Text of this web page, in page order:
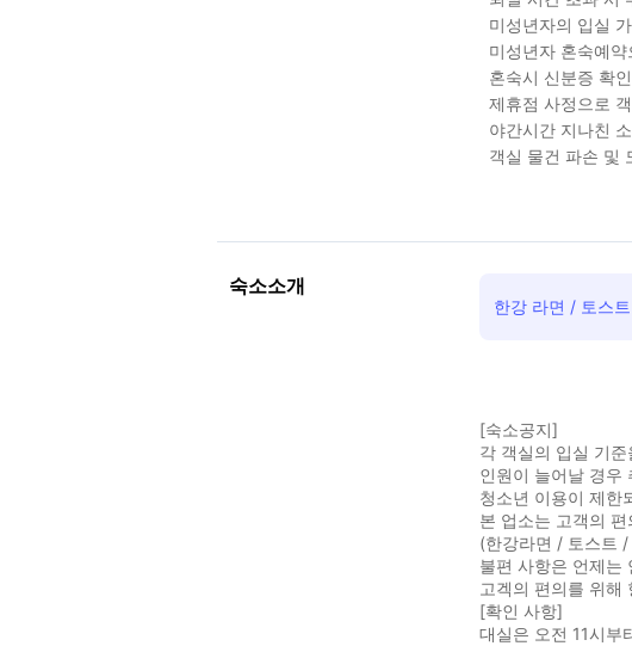
미성년자의 입실
미성년자 혼숙예
혼숙시 신분증 확
제휴점 사정으로
야간시간 지나친
객실 물건 파손 및
숙소소개
한강 라면 / 토스
[숙소공지]
각 객실의 입실 기
인원이 늘어날 경우
청소년 이용이 제한
본 업소는 고객의
(한강라면 / 토스트
불편 사항은 언제는
고겍의 편의를 위해
[확인 사항]
대실은 오전 11시부